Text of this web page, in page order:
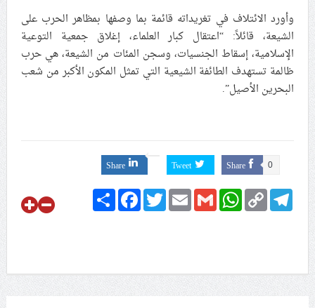
وأورد الائتلاف في تغريداته قائمة بما وصفها بمظاهر الحرب على
الشيعة، قائلاً: “اعتقال كبار العلماء، إغلاق جمعية التوعية
الإسلامية، إسقاط الجنسيات، وسجن المئات من الشيعة، هي حرب
ظالمة تستهدف الطائفة الشيعية التي تمثل المكون الأكبر من شعب
البحرين الأصيل”.
Share 0
Tweet
Share
ShareFacebookTwitterEmailGmail
WhatsApp Copy
Link
Telegram